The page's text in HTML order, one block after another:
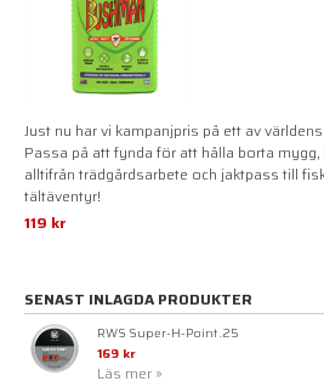
Just nu har vi kampanjpris på ett av
Passa på att fynda för att hålla borta
alltifrån trädgårdsarbete och jaktpass till
tältäventyr!
119 kr
SENAST INLAGDA PRODUKTER
RWS Super-H-Point .25
169 kr
Läs mer »